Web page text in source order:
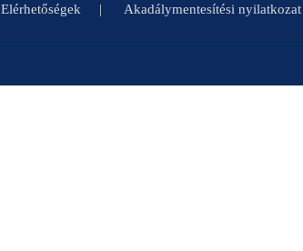
Elérhetőségek Akadálymentesítési nyilatkozat